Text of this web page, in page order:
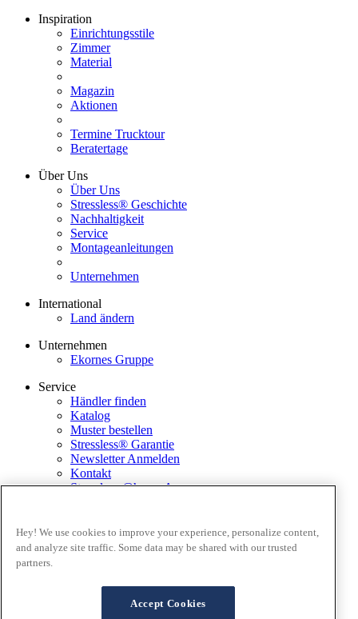
Inspiration
Einrichtungsstile
Zimmer
Material
Magazin
Aktionen
Termine Trucktour
Beratertage
Über Uns
Über Uns
Stressless® Geschichte
Nachhaltigkeit
Service
Montageanleitungen
Unternehmen
International
Land ändern
Unternehmen
Ekornes Gruppe
Service
Händler finden
Katalog
Muster bestellen
Stressless® Garantie
Newsletter Anmelden
Kontakt
Stressless @home App
Ekornes Media Portal
Geschäftsbedingungen
Cookies
FAQ Lieferung and Rücksendungen
Hey! We use cookies to improve your experience, personalize content,
and analyze site traffic. Some data may be shared with our trusted
partners.
Accept Cookies